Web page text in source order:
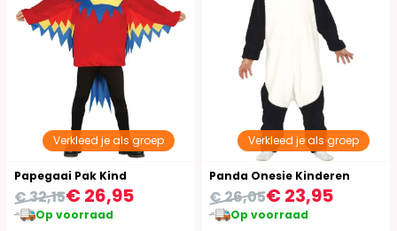
Verkleed je als groep
Papegaai Pak Kind
€ 26,95
€ 32,15
Op voorraad
Verkleed je als groep
Panda Onesie Kinderen
€ 23,95
€ 26,05
Op voorraad